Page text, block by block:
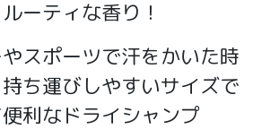
ーティな香り！
スポーツで汗をかいた時
ち運びしやすいサイズで
利なドライシャンプ